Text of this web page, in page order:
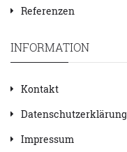
Referenzen
INFORMATION
Kontakt
Datenschutzerklärung
Impressum